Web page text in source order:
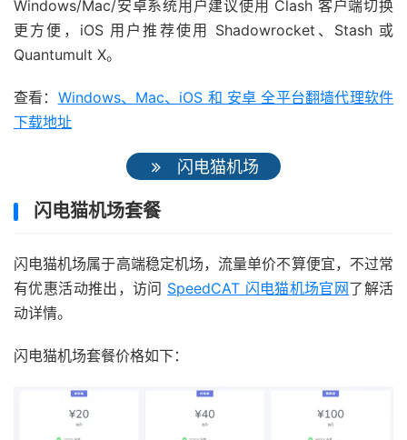
Windows/Mac/安卓系统用户建议使用 Clash 客户端切换
更方便，iOS 用户推荐使用 Shadowrocket、Stash 或
Quantumult X。
查看： Windows、Mac、iOS 和 安卓 全平台翻墙代理软件
下载地址
闪电猫机场
闪电猫机场套餐
闪电猫机场属于高端稳定机场，流量单价不算便宜，不过常
有优惠活动推出，访问 SpeedCAT 闪电猫机场官网了解活
动详情。
闪电猫机场套餐价格如下：